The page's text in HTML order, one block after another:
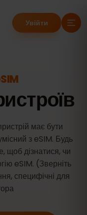
Увійти
має бути
з eSIM. Будь
щоб дізнатися, чи
eSIM. (Зверніть
специфічні для